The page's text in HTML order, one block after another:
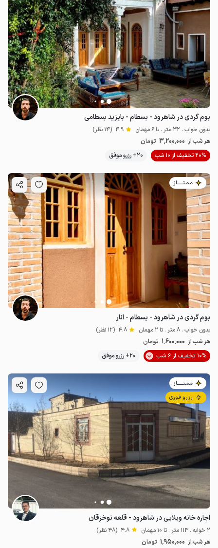
2میلیون ت 4.8
1.44میلیون ت 4.9
بوم گردی در شاهرود - بسطام - بایزید بسطامی
بدون خواب . 32 متر . تا 6 مهمان 4.9 (14 نظر)
هر شب از 3٬200٬000 تومان
20% تخفیف از 10 شب
20+ رزرو موفق
مـمـتــــــاز
بوم گردی در شاهرود - بسطام - انار
بدون خواب . 8 متر . تا 2 مهمان 4.8 (12 نظر)
هر شب از 1٬600٬000 تومان
10% تخفیف از 6 شب
20+ رزرو موفق
مـمـتــــــاز
رزرو فوری
اجاره خانه ویلایی در شاهرود - قلعه نوخرقان
2 خوابه . 113 متر . تا 10 مهمان 4.8 (48 نظر)
هر شب از 1٬950٬000 تومان